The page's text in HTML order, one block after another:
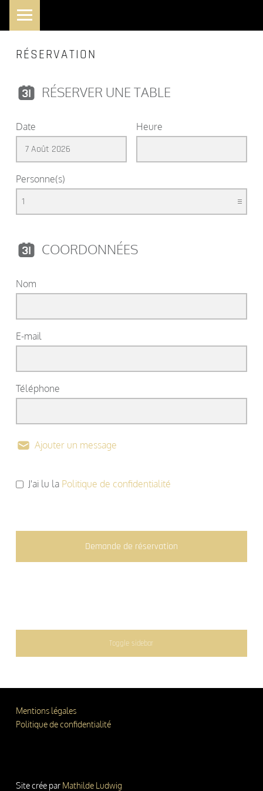
RÉSERVATION
RÉSERVER UNE TABLE
Date Heure
Personne(s)
COORDONNÉES
Nom
E-mail
Téléphone
Ajouter un message
J'ai lu la Politique de confidentialité
Demande de réservation
SIDEBAR
Toggle sidebar
FOOTER SIDEBAR
Mentions légales
Politique de confidentialité
Site crée par Mathilde Ludwig